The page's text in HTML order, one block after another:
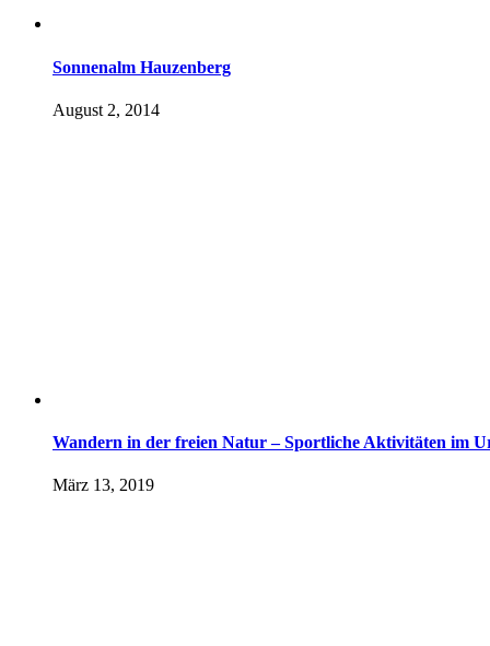
Sonnenalm Hauzenberg
August 2, 2014
Wandern in der freien Natur – Sportliche Aktivitäten im
März 13, 2019